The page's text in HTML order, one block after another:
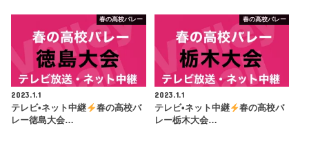
春の高校バレー
2023.1.1
テレビ•ネット中継
春の高校バ
レー徳島大会…
春の高校バレー
2023.1.1
テレビ•ネット中継
春の高校バ
レー栃木大会…